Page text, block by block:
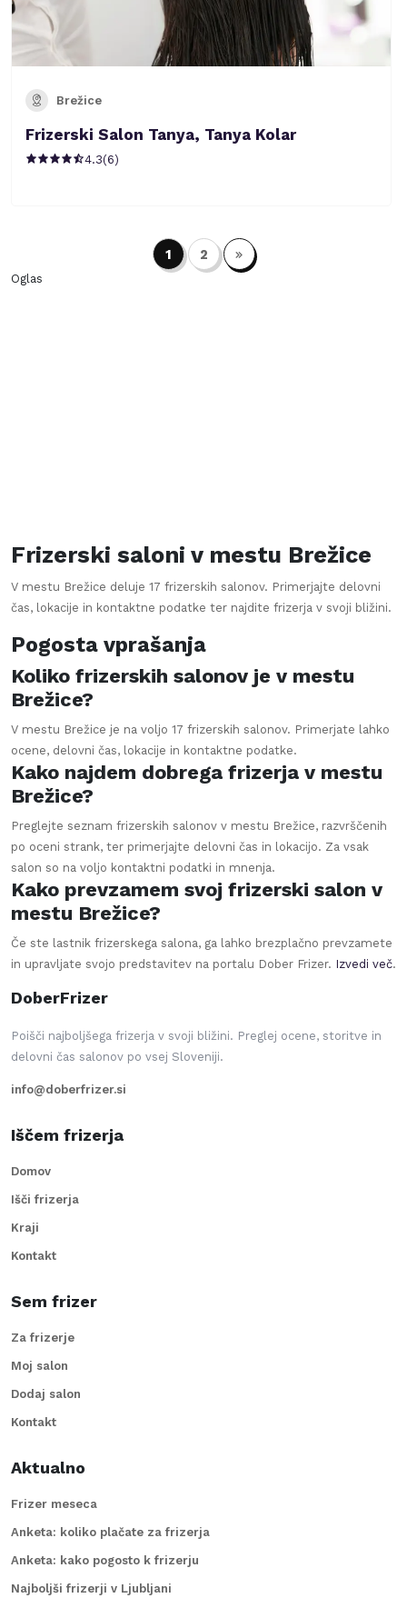
Brežice
Frizerski Salon Tanya, Tanya Kolar
4.3(6)
1 2
Oglas
Frizerski saloni v mestu Brežice
V mestu Brežice deluje 17 frizerskih salonov. Primerjajte delovni
čas, lokacije in kontaktne podatke ter najdite frizerja v svoji bližini.
Pogosta vprašanja
Koliko frizerskih salonov je v mestu
Brežice?
V mestu Brežice je na voljo 17 frizerskih salonov. Primerjate lahko
ocene, delovni čas, lokacije in kontaktne podatke.
Kako najdem dobrega frizerja v mestu
Brežice?
Preglejte seznam frizerskih salonov v mestu Brežice, razvrščenih
po oceni strank, ter primerjajte delovni čas in lokacijo. Za vsak
salon so na voljo kontaktni podatki in mnenja.
Kako prevzamem svoj frizerski salon v
mestu Brežice?
Če ste lastnik frizerskega salona, ga lahko brezplačno prevzamete
in upravljate svojo predstavitev na portalu Dober Frizer. Izvedi več.
DoberFrizer
Poišči najboljšega frizerja v svoji bližini. Preglej ocene, storitve in
delovni čas salonov po vsej Sloveniji.
info@doberfrizer.si
Iščem frizerja
Domov
Išči frizerja
Kraji
Kontakt
Sem frizer
Za frizerje
Moj salon
Dodaj salon
Kontakt
Aktualno
Frizer meseca
Anketa: koliko plačate za frizerja
Anketa: kako pogosto k frizerju
Najboljši frizerji v Ljubljani